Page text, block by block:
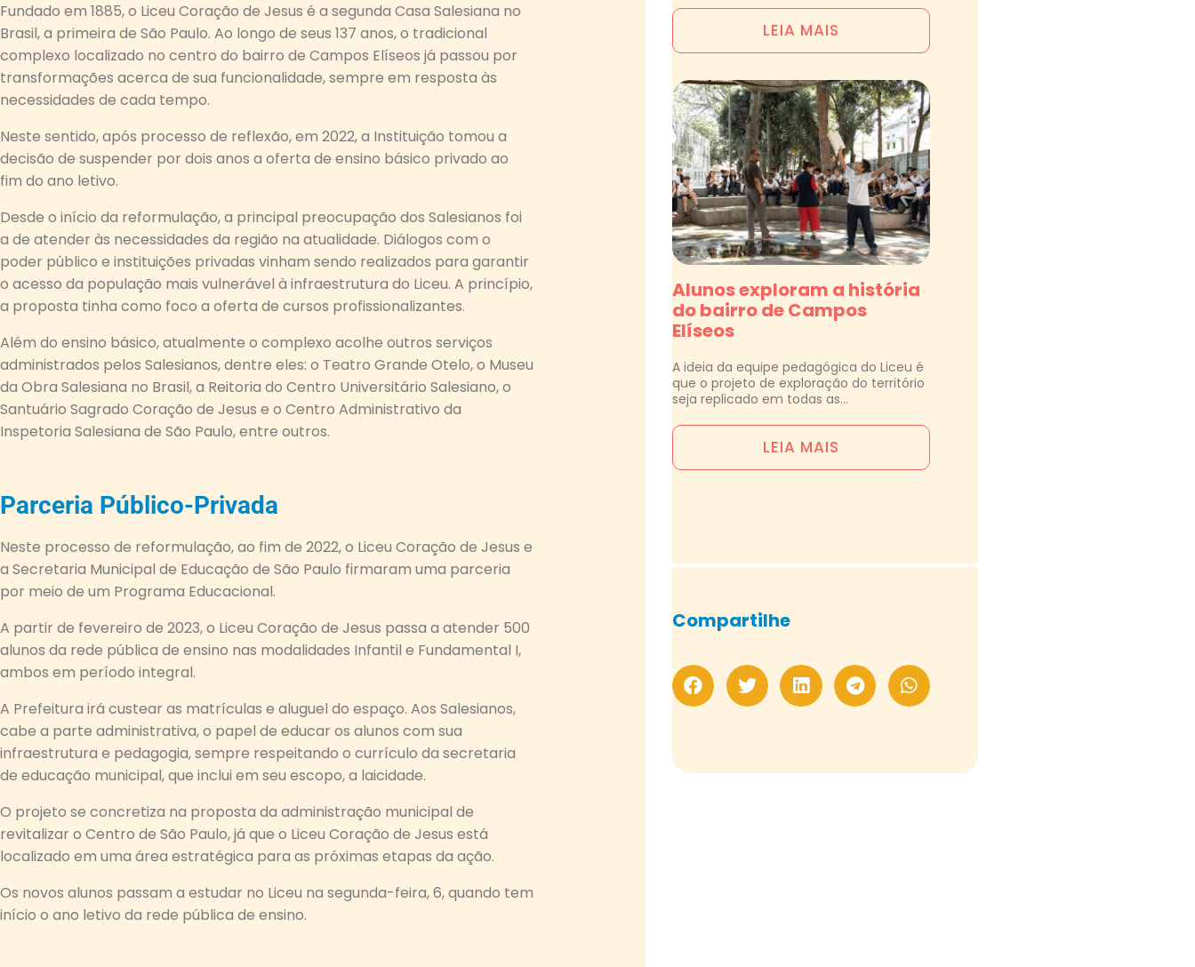
Fundado em 1885, o Liceu Coração de Jesus é a segunda Casa Salesiana no
Brasil, a primeira de São Paulo. Ao longo de seus 137 anos, o tradicional
complexo localizado no centro do bairro de Campos Elíseos já passou por
transformações acerca de sua funcionalidade, sempre em resposta às
necessidades de cada tempo.
Neste sentido, após processo de reflexão, em 2022, a Instituição tomou a
decisão de suspender por dois anos a oferta de ensino básico privado ao
fim do ano letivo.
Desde o início da reformulação, a principal preocupação dos Salesianos foi
a de atender às necessidades da região na atualidade. Diálogos com o
poder público e instituições privadas vinham sendo realizados para garantir
o acesso da população mais vulnerável à infraestrutura do Liceu. A princípio,
a proposta tinha como foco a oferta de cursos profissionalizantes.
Além do ensino básico, atualmente o complexo acolhe outros serviços
administrados pelos Salesianos, dentre eles: o Teatro Grande Otelo, o Museu
da Obra Salesiana no Brasil, a Reitoria do Centro Universitário Salesiano, o
Santuário Sagrado Coração de Jesus e o Centro Administrativo da
Inspetoria Salesiana de São Paulo, entre outros.
Parceria Público-Privada
Neste processo de reformulação, ao fim de 2022, o Liceu Coração de Jesus e
a Secretaria Municipal de Educação de São Paulo firmaram uma parceria
por meio de um Programa Educacional.
A partir de fevereiro de 2023, o Liceu Coração de Jesus passa a atender 500
alunos da rede pública de ensino nas modalidades Infantil e Fundamental I,
ambos em período integral.
A Prefeitura irá custear as matrículas e aluguel do espaço. Aos Salesianos,
cabe a parte administrativa, o papel de educar os alunos com sua
infraestrutura e pedagogia, sempre respeitando o currículo da secretaria
de educação municipal, que inclui em seu escopo, a laicidade.
O projeto se concretiza na proposta da administração municipal de
revitalizar o Centro de São Paulo, já que o Liceu Coração de Jesus está
localizado em uma área estratégica para as próximas etapas da ação.
Os novos alunos passam a estudar no Liceu na segunda-feira, 6, quando tem
início o ano letivo da rede pública de ensino.
LEIA MAIS
Alunos exploram a história
do bairro de Campos
Elíseos
A ideia da equipe pedagógica do Liceu é
que o projeto de exploração do território
seja replicado em todas as…
LEIA MAIS
Compartilhe